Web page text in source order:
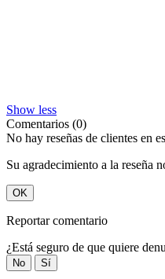
Show less
Comentarios (0)
No hay reseñas de clientes en
Su agradecimiento a la reseña
OK
Reportar comentario
¿Está seguro de que quiere
No Sí